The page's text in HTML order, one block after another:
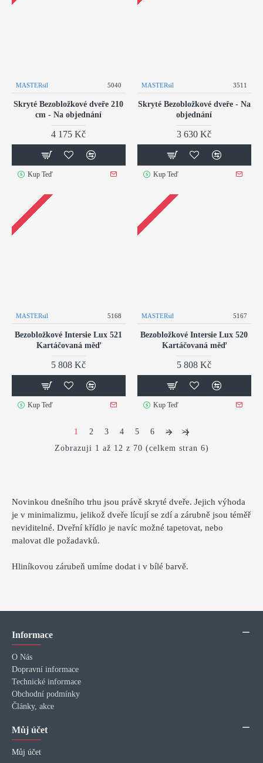
Novinkou dnešního trhu jsou právě skryté dveře. Jejich výhoda
je v minimalizmu, jelikož dveře lícují se zdí a zárubně jsou téměř
neviditelné. Dveřní křídlo je navíc možné tapetovat, nebo
malovat dle požadavků.
Hliníkovou zárubeň umíme dodat i v bílé barvě.
MASTERsil 5040
Skryté Bezobložkové dveře 210
cm - Na objednání
4 175 Kč
Kup Teď
MASTERsil 3511
Skryté Bezobložkové dveře - Na
objednání
3 630 Kč
Kup Teď
MASTERsil 5168
Bezobložkové Intersie Lux 521
Kartáčovaná měď
5 808 Kč
Kup Teď
MASTERsil 5167
Bezobložkové Intersie Lux 520
Kartáčovaná měď
5 808 Kč
Kup Teď
1 2 3 4 5 6 >
>|
Zobrazuji 1 až 12 z 70 (celkem stran 6)
Informace
O Nás
Dopravní informace
Technické informace
Obchodní podmínky
Články, akce
Můj účet
Můj účet